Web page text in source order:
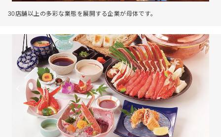
30店舗以上の多彩な業態を展開する企業が母体です。